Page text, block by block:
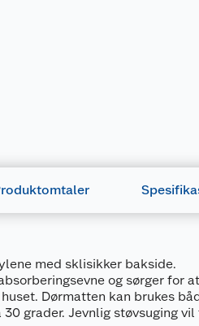
med sklisikker bakside.
og sørger for
Dørmatten kan brukes
grader. Jevnlig støvsuging